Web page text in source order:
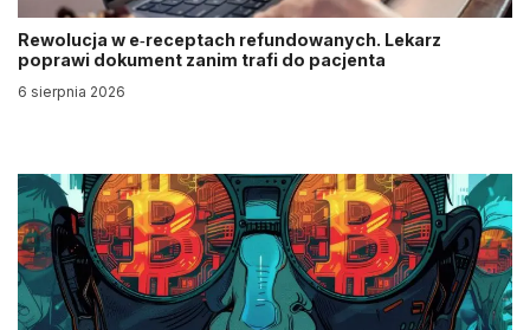
Rewolucja w e‑receptach refundowanych. Lekarz
poprawi dokument zanim trafi do pacjenta
6 sierpnia 2026